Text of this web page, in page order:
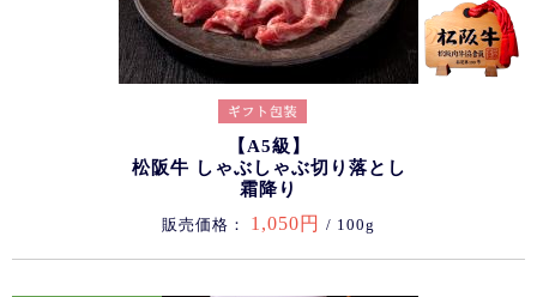
【A5級】
松阪牛 しゃぶしゃぶ切り落とし
霜降り
販売価格： 1,050円 / 100g